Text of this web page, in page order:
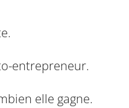
entrepreneur.
elle gagne.